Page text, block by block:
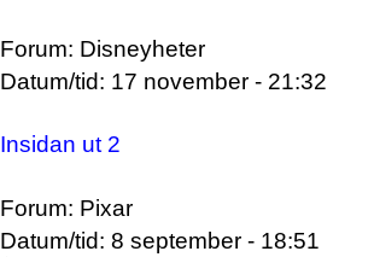
Forum: Disneyheter
Datum/tid: 17 november - 21:32
Insidan ut 2
Forum: Pixar
Datum/tid: 8 september - 18:51